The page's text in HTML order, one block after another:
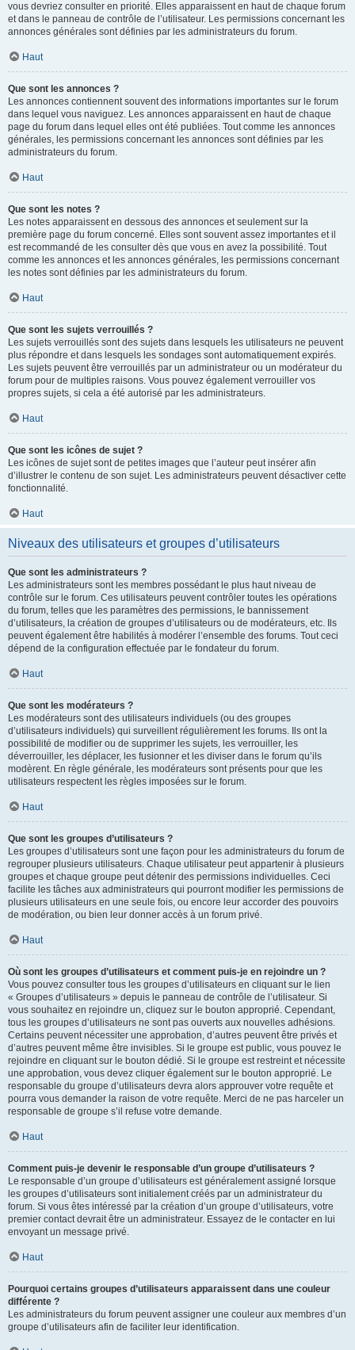
vous devriez consulter en priorité. Elles apparaissent en haut de chaque forum
et dans le panneau de contrôle de l’utilisateur. Les permissions concernant les
annonces générales sont définies par les administrateurs du forum.
Haut
Que sont les annonces ?
Les annonces contiennent souvent des informations importantes sur le forum
dans lequel vous naviguez. Les annonces apparaissent en haut de chaque
page du forum dans lequel elles ont été publiées. Tout comme les annonces
générales, les permissions concernant les annonces sont définies par les
administrateurs du forum.
Haut
Que sont les notes ?
Les notes apparaissent en dessous des annonces et seulement sur la
première page du forum concerné. Elles sont souvent assez importantes et il
est recommandé de les consulter dès que vous en avez la possibilité. Tout
comme les annonces et les annonces générales, les permissions concernant
les notes sont définies par les administrateurs du forum.
Haut
Que sont les sujets verrouillés ?
Les sujets verrouillés sont des sujets dans lesquels les utilisateurs ne peuvent
plus répondre et dans lesquels les sondages sont automatiquement expirés.
Les sujets peuvent être verrouillés par un administrateur ou un modérateur du
forum pour de multiples raisons. Vous pouvez également verrouiller vos
propres sujets, si cela a été autorisé par les administrateurs.
Haut
Que sont les icônes de sujet ?
Les icônes de sujet sont de petites images que l’auteur peut insérer afin
d’illustrer le contenu de son sujet. Les administrateurs peuvent désactiver cette
fonctionnalité.
Haut
Niveaux des utilisateurs et groupes d’utilisateurs
Que sont les administrateurs ?
Les administrateurs sont les membres possédant le plus haut niveau de
contrôle sur le forum. Ces utilisateurs peuvent contrôler toutes les opérations
du forum, telles que les paramètres des permissions, le bannissement
d’utilisateurs, la création de groupes d’utilisateurs ou de modérateurs, etc. Ils
peuvent également être habilités à modérer l’ensemble des forums. Tout ceci
dépend de la configuration effectuée par le fondateur du forum.
Haut
Que sont les modérateurs ?
Les modérateurs sont des utilisateurs individuels (ou des groupes
d’utilisateurs individuels) qui surveillent régulièrement les forums. Ils ont la
possibilité de modifier ou de supprimer les sujets, les verrouiller, les
déverrouiller, les déplacer, les fusionner et les diviser dans le forum qu’ils
modèrent. En règle générale, les modérateurs sont présents pour que les
utilisateurs respectent les règles imposées sur le forum.
Haut
Que sont les groupes d’utilisateurs ?
Les groupes d’utilisateurs sont une façon pour les administrateurs du forum de
regrouper plusieurs utilisateurs. Chaque utilisateur peut appartenir à plusieurs
groupes et chaque groupe peut détenir des permissions individuelles. Ceci
facilite les tâches aux administrateurs qui pourront modifier les permissions de
plusieurs utilisateurs en une seule fois, ou encore leur accorder des pouvoirs
de modération, ou bien leur donner accès à un forum privé.
Haut
Où sont les groupes d’utilisateurs et comment puis-je en rejoindre un ?
Vous pouvez consulter tous les groupes d’utilisateurs en cliquant sur le lien
« Groupes d’utilisateurs » depuis le panneau de contrôle de l’utilisateur. Si
vous souhaitez en rejoindre un, cliquez sur le bouton approprié. Cependant,
tous les groupes d’utilisateurs ne sont pas ouverts aux nouvelles adhésions.
Certains peuvent nécessiter une approbation, d’autres peuvent être privés et
d’autres peuvent même être invisibles. Si le groupe est public, vous pouvez le
rejoindre en cliquant sur le bouton dédié. Si le groupe est restreint et nécessite
une approbation, vous devez cliquer également sur le bouton approprié. Le
responsable du groupe d’utilisateurs devra alors approuver votre requête et
pourra vous demander la raison de votre requête. Merci de ne pas harceler un
responsable de groupe s’il refuse votre demande.
Haut
Comment puis-je devenir le responsable d’un groupe d’utilisateurs ?
Le responsable d’un groupe d’utilisateurs est généralement assigné lorsque
les groupes d’utilisateurs sont initialement créés par un administrateur du
forum. Si vous êtes intéressé par la création d’un groupe d’utilisateurs, votre
premier contact devrait être un administrateur. Essayez de le contacter en lui
envoyant un message privé.
Haut
Pourquoi certains groupes d’utilisateurs apparaissent dans une couleur
différente ?
Les administrateurs du forum peuvent assigner une couleur aux membres d’un
groupe d’utilisateurs afin de faciliter leur identification.